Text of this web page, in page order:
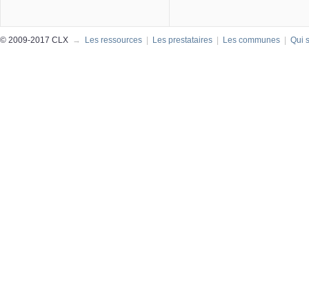
© 2009-2017 CLX → Les ressources Les prestataires Les communes Qui